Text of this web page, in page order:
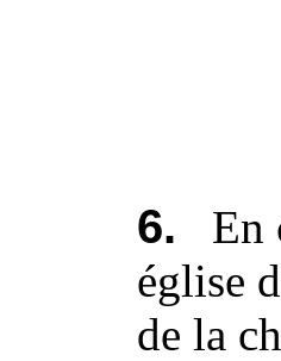
6. En
église
de la